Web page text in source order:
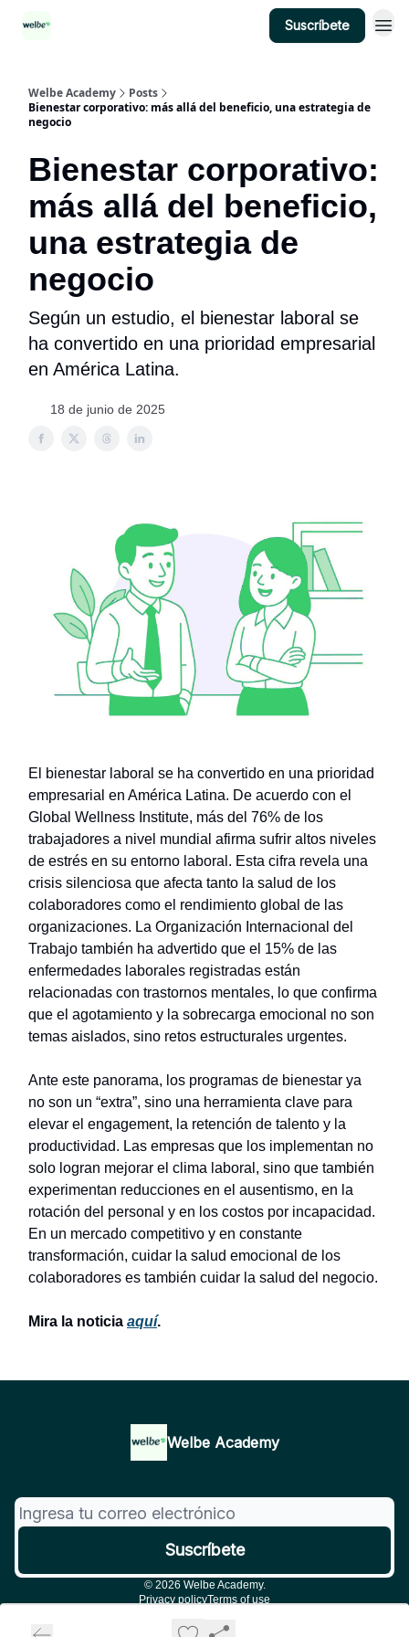
Suscríbete
Welbe Academy
Posts
Bienestar corporativo: más allá del beneficio, una estrategia de
negocio
Bienestar corporativo:
más allá del beneficio,
una estrategia de
negocio
Según un estudio, el bienestar laboral se
ha convertido en una prioridad empresarial
en América Latina.
18 de junio de 2025
El bienestar laboral se ha convertido en una prioridad
empresarial en América Latina. De acuerdo con el
Global Wellness Institute, más del 76% de los
trabajadores a nivel mundial afirma sufrir altos niveles
de estrés en su entorno laboral. Esta cifra revela una
crisis silenciosa que afecta tanto la salud de los
colaboradores como el rendimiento global de las
organizaciones. La Organización Internacional del
Trabajo también ha advertido que el 15% de las
enfermedades laborales registradas están
relacionadas con trastornos mentales, lo que confirma
que el agotamiento y la sobrecarga emocional no son
temas aislados, sino retos estructurales urgentes.
Ante este panorama, los programas de bienestar ya
no son un “extra”, sino una herramienta clave para
elevar el engagement, la retención de talento y la
productividad. Las empresas que los implementan no
solo logran mejorar el clima laboral, sino que también
experimentan reducciones en el ausentismo, en la
rotación del personal y en los costos por incapacidad.
En un mercado competitivo y en constante
transformación, cuidar la salud emocional de los
colaboradores es también cuidar la salud del negocio.
Mira la noticia aquí.
Welbe Academy
© 2026 Welbe Academy.
Privacy policyTerms of use
Powered by beehiiv